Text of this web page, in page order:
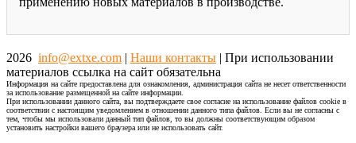
2026 info@extxe.com | Наши контакты | При использовании
материалов ссылка на сайт обязательна
Информация на сайте предоставлена для ознакомления, администрация сайта не несет ответственности
за использование размещенной на сайте информации.
При использовании данного сайта, вы подтверждаете свое согласие на использование файлов cookie в
соответствии с настоящим уведомлением в отношении данного типа файлов. Если вы не согласны с
тем, чтобы мы использовали данный тип файлов, то вы должны соответствующим образом
установить настройки вашего браузера или не использовать сайт.